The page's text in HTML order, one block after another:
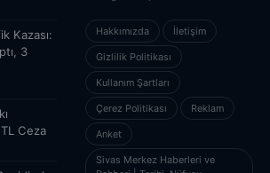
Kazası:
3
Ceza
Hakkımızda İletişim
Gizlilik Politikası
Kullanım Şartları
Çerez Politikası Reklam
Anket
Sivas Merkez Haberleri ve